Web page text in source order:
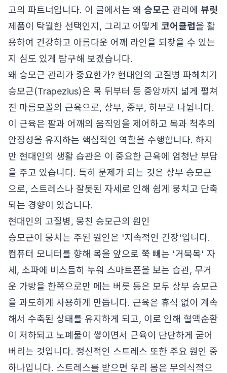
고의 파트너입니다. 이 글에서는 왜 승모근 관리에 뷰릿
제품이 탁월한 선택인지, 그리고 어떻게 코어클럽을 활
용하여 건강하고 아름다운 어깨 라인을 되찾을 수 있는
지 심도 있게 탐구해 보겠습니다.
왜 승모근 관리가 중요한가? 현대인의 고질병 파헤치기
승모근(Trapezius)은 목 뒤부터 등 중앙까지 넓게 펼쳐
진 마름모꼴의 근육으로, 상부, 중부, 하부로 나뉩니다.
이 근육은 팔과 어깨의 움직임을 제어하고 목과 척추의
안정성을 유지하는 핵심적인 역할을 수행합니다. 하지
만 현대인의 생활 습관은 이 중요한 근육에 엄청난 부담
을 주고 있습니다. 특히 문제가 되는 것은 상부 승모근
으로, 스트레스나 잘못된 자세로 인해 쉽게 뭉치고 단축
되는 경향이 있습니다.
현대인의 고질병, 뭉친 승모근의 원인
승모근이 뭉치는 주된 원인은 '지속적인 긴장'입니다.
컴퓨터 모니터를 향해 목을 앞으로 쭉 빼는 '거북목' 자
세, 소파에 비스듬히 누워 스마트폰을 보는 습관, 무거
운 가방을 한쪽으로만 메는 버릇 등은 모두 상부 승모근
을 과도하게 사용하게 만듭니다. 근육은 휴식 없이 계속
해서 수축된 상태를 유지하게 되고, 이로 인해 혈액순환
이 저하되고 노폐물이 쌓이면서 근육이 단단하게 굳어
버리는 것입니다. 정신적인 스트레스 또한 주요 원인 중
하나입니다. 스트레스를 받으면 우리 몸은 무의식적으